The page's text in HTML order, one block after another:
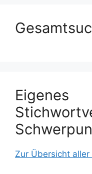
Eigenes
Zur Übersicht